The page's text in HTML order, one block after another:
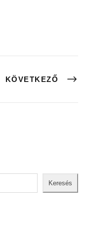
KÖVETKEZŐ
Keresés